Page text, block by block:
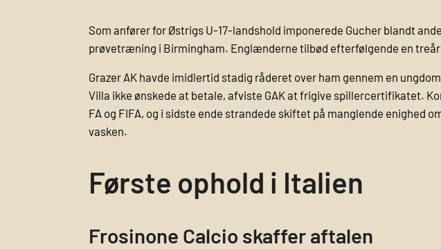
Som anfører for Østrigs U-17-landshold imponerede Gucher blandt
prøvetræning i Birmingham. Englænderne tilbød efterfølgende en
Grazer AK havde imidlertid stadig råderet over ham gennem en
Villa ikke ønskede at betale, afviste GAK at frigive spillercertifikatet.
FA og FIFA, og i sidste ende strandede skiftet på manglende enighed
vasken.
Første ophold i Italien
Frosinone Calcio skaffer aftalen